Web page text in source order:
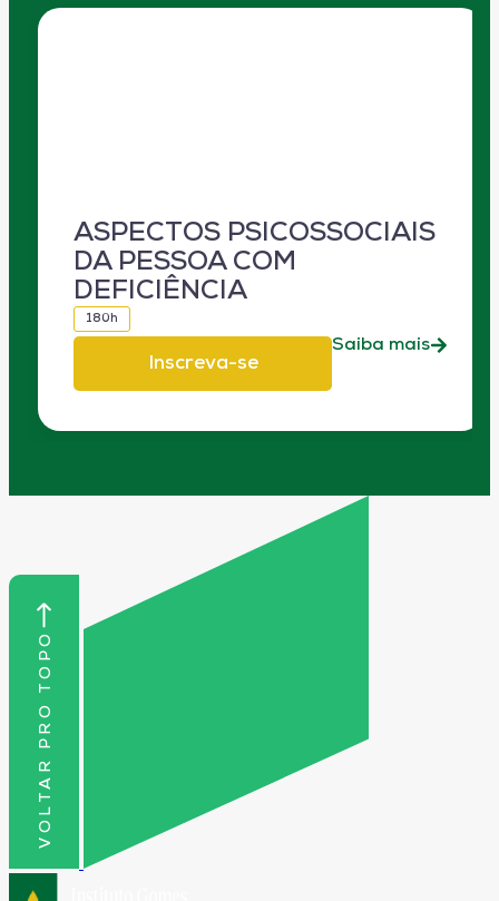
ASPECTOS PSICOSSOCIAIS
DA PESSOA COM
DEFICIÊNCIA
180h
Inscreva-se
Saiba mais
VOLTAR PRO TOPO